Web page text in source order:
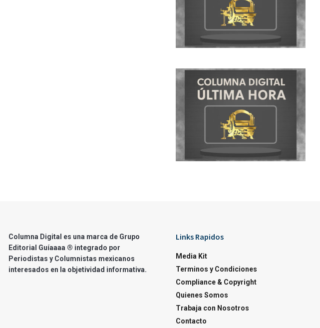
Columna Digital es una marca de Grupo
Editorial Guíaaaa ® integrado por
Periodistas y Columnistas mexicanos
interesados en la objetividad informativa.
Links Rapidos
Media Kit
Terminos y Condiciones
Compliance & Copyright
Quienes Somos
Trabaja con Nosotros
Contacto